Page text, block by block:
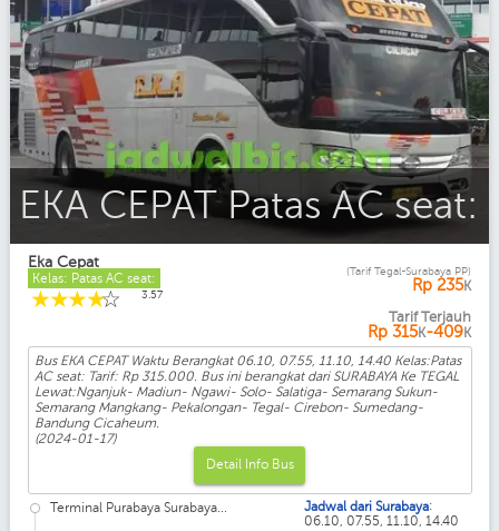
EKA CEPAT Patas AC seat:
Eka Cepat
Kelas: Patas AC seat:
☆
☆
☆
☆
☆ 3.57
(Tarif Tegal-Surabaya PP)
Rp 235K
Tarif Terjauh
Rp 315K-409K
Bus EKA CEPAT Waktu Berangkat 06.10, 07.55, 11.10, 14.40 Kelas:Patas
AC seat: Tarif: Rp 315.000. Bus ini berangkat dari SURABAYA Ke TEGAL
Lewat:Nganjuk- Madiun- Ngawi- Solo- Salatiga- Semarang Sukun-
Semarang Mangkang- Pekalongan- Tegal- Cirebon- Sumedang-
Bandung Cicaheum.
(2024-01-17)
Detail Info Bus
Terminal Purabaya Surabaya... Jadwal dari Surabaya:
06.10, 07.55, 11.10, 14.40